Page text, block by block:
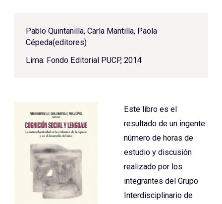
Pablo Quintanilla, Carla Mantilla, Paola
Cépeda(editores)
Lima: Fondo Editorial PUCP, 2014
Este libro es el
resultado de un ingente
número de horas de
estudio y discusión
realizado por los
integrantes del Grupo
Interdisciplinario de